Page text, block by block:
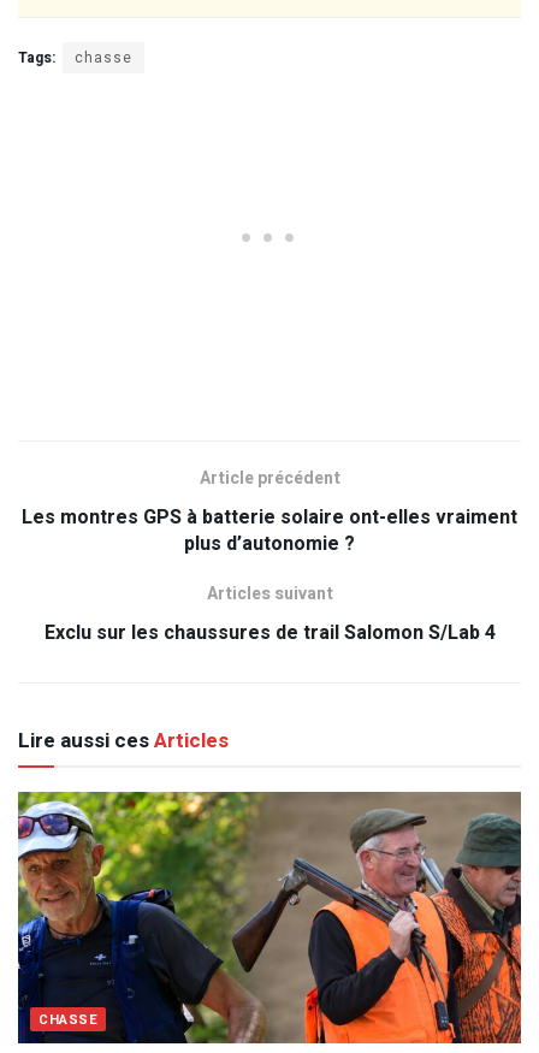
Tags: chasse
Article précédent
Les montres GPS à batterie solaire ont-elles vraiment
plus d’autonomie ?
Articles suivant
Exclu sur les chaussures de trail Salomon S/Lab 4
Lire aussi cesArticles
CHASSE